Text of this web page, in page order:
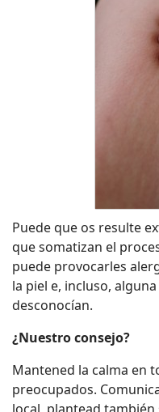
Puede que os resulte
que somatizan el
puede provocarles
la piel e, incluso,
desconocían.
¿Nuestro consejo?
Mantened la calma en
preocupados.